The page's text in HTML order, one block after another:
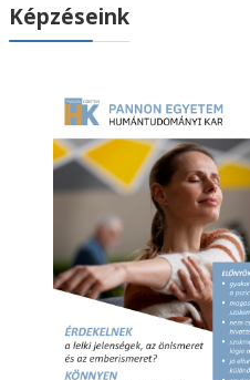
Képzéseink